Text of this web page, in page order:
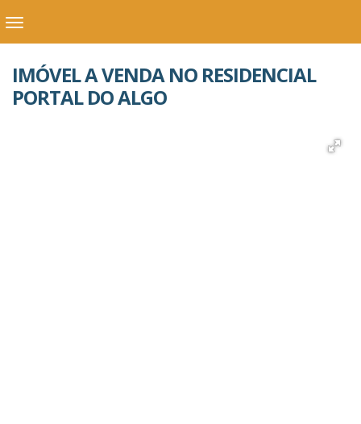
IMÓVEL A VENDA NO RESIDENCIAL
PORTAL DO ALGO